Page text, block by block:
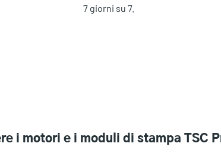
7 giorni su 7.
i motori e i moduli di stampa TSC